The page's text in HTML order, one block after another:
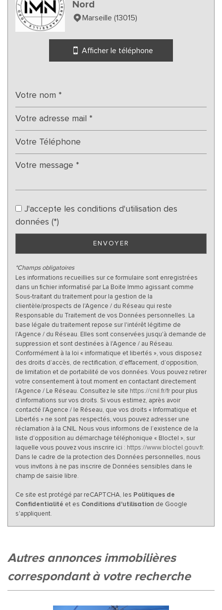
Nord
Marseille (13015)
Afficher le téléphone
J'accepte les conditions d'utilisation des
données (*)
ENVOYER
*Champs obligatoires
Les informations recueillies sur ce formulaire sont enregistrées
dans un fichier informatisé par La Boite Immo agissant comme
Sous-traitant du traitement pour la gestion de la
clientèle/prospects de l'Agence / du Réseau qui reste
Responsable du Traitement de vos Données personnelles. La
base légale du traitement repose sur l'intérêt légitime de
l'Agence / du Réseau. Elles sont conservées jusqu'à demande de
suppression et sont destinées à l'Agence / au Réseau.
Conformément à la loi « informatique et libertés », vous disposez
des droits d’accès, de rectification, d’effacement, d’opposition,
de limitation et de portabilité de vos données. Vous pouvez retirer
votre consentement à tout moment en contactant directement
l’Agence / Le Réseau. Consultez le site https://cnil.fr/fr pour plus
d’informations sur vos droits. Si vous estimez, après avoir
contacté l'Agence / le Réseau, que vos droits « Informatique et
Libertés » ne sont pas respectés, vous pouvez adresser une
réclamation à la CNIL. Nous vous informons de l’existence de la
liste d'opposition au démarchage téléphonique « Bloctel », sur
laquelle vous pouvez vous inscrire ici : https://www.bloctel.gouv.fr.
Dans le cadre de la protection des Données personnelles, nous
vous invitons à ne pas inscrire de Données sensibles dans le
champ de saisie libre.
Ce site est protégé par reCAPTCHA, les Politiques de
Confidentialité et es Conditions d'utilisation de Google
s'appliquent.
autres annonces immobilières
correspondant à votre recherche